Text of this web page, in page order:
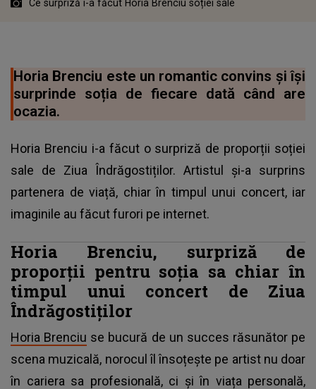
Ce surpriză i-a făcut Horia Brenciu soției sale
Horia Brenciu este un romantic convins și își
surprinde soția de fiecare dată când are
ocazia.
Horia Brenciu i-a făcut o surpriză de proporții soției
sale de Ziua Îndrăgostiților. Artistul și-a surprins
partenera de viață, chiar în timpul unui concert, iar
imaginile au făcut furori pe internet.
Horia Brenciu, surpriză de
proporții pentru soția sa chiar în
timpul unui concert de Ziua
Îndrăgostiților
Horia Brenciu se bucură de un succes răsunător pe
scena muzicală, norocul îl însoțește pe artist nu doar
în cariera sa profesională, ci și în viața personală,